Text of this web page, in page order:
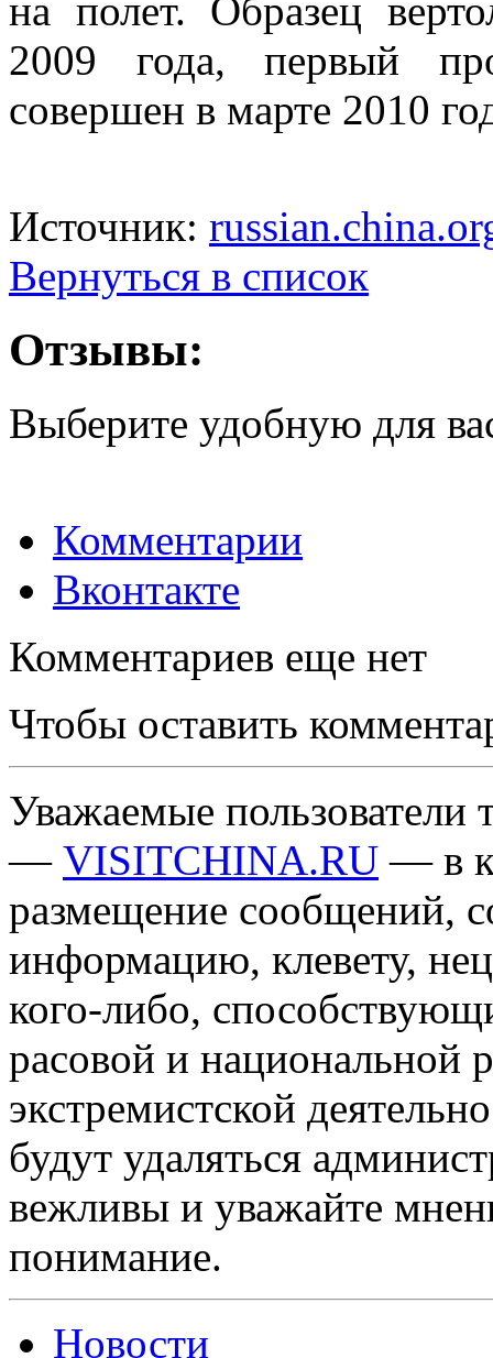
на полет. Образец
2009 года, первый
совершен в марте 2010
Источник:
Вернуться в список
Отзывы:
Выберите удобную для
Комментарии
Вконтакте
Комментариев еще нет
Чтобы оставить
Уважаемые пользователи
— VISITCHINA.RU — в
размещение сообщений,
информацию, клевету,
кого-либо,
расовой и национальной
экстремистской
будут удаляться
вежливы и уважайте
понимание.
Новости